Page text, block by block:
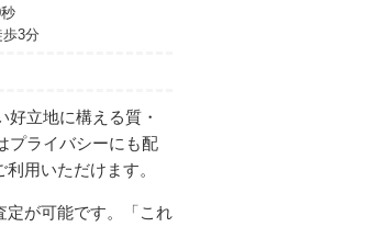
3分
立地に構える質・
プライバシーにも配
用いただけます。
定が可能です。「これ